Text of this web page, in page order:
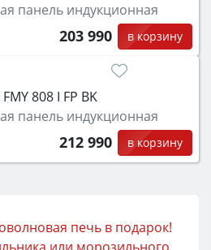
панель индукционная
203 990 в корзину
FMY 808 I FP BK
панель индукционная
212 990 в корзину